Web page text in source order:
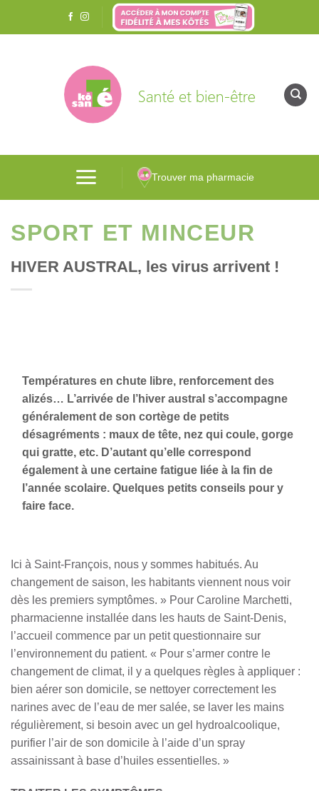
Trouver ma pharmacie
SPORT ET MINCEUR
HIVER AUSTRAL, les virus arrivent !
Températures en chute libre, renforcement des
alizés… L’arrivée de l’hiver austral s’accompagne
généralement de son cortège de petits
désagréments : maux de tête, nez qui coule, gorge
qui gratte, etc. D’autant qu’elle correspond
également à une certaine fatigue liée à la fin de
l’année scolaire. Quelques petits conseils pour y
faire face.
Ici à Saint-François, nous y sommes habitués. Au
changement de saison, les habitants viennent nous voir
dès les premiers symptômes. » Pour Caroline Marchetti,
pharmacienne installée dans les hauts de Saint-Denis,
l’accueil commence par un petit questionnaire sur
l’environnement du patient. « Pour s’armer contre le
changement de climat, il y a quelques règles à appliquer :
bien aérer son domicile, se nettoyer correctement les
narines avec de l’eau de mer salée, se laver les mains
régulièrement, si besoin avec un gel hydroalcoolique,
purifier l’air de son domicile à l’aide d’un spray
assainissant à base d’huiles essentielles. »